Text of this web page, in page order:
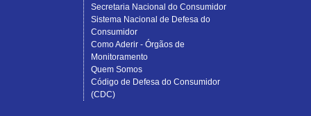
Secretaria Nacional do Consumidor
Sistema Nacional de Defesa do
Consumidor
Como Aderir - Órgãos de
Monitoramento
Quem Somos
Código de Defesa do Consumidor
(CDC)